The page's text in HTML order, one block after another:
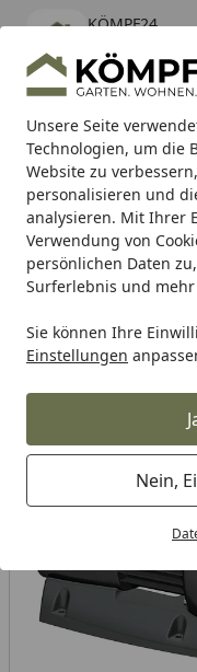
Unsere Seite
Technologien, um die
Website zu
personalisieren und
analysieren. Mit Ihrer
Verwendung von
persönlichen Daten
Surferlebnis und
Sie können Ihre
Einstellungen
Nein,
KÖMPF24
kostenlos - Im App
Alle Produkte
Mein Konto
Suchen
Karibu Pools inkl.
Starterset
Startseite
Teich Teichpumpe
Oase